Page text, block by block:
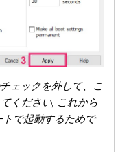
ェックを外して、こ
ください, これから
で起動するためで